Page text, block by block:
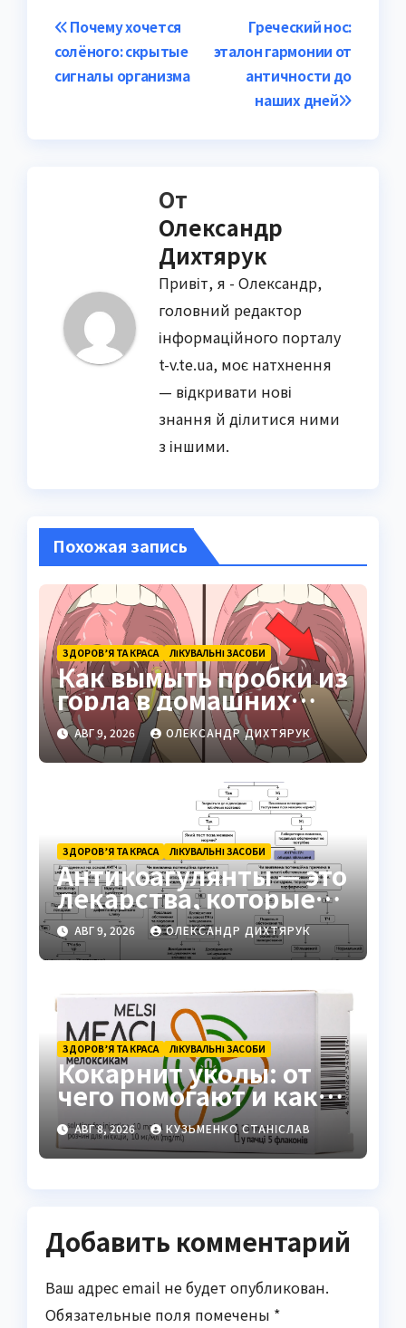
Навигация
по
Греческий нос:
эталон гармонии от
античности до
наших дней
Почему хочется
солёного: скрытые
сигналы организма
От
Олександр
Дихтярук
Привіт, я - Олександр,
головний редактор
інформаційного порталу
t-v.te.ua, моє натхнення
— відкривати нові
знання й ділитися ними
з іншими.
Похожая запись
ЗДОРОВ’Я ТА КРАСА ЛІКУВАЛЬНІ ЗАСОБИ
Как вымыть пробки из
горла в домашних
условиях: безопасные
и проверенные
способы
АВГ 9, 2026 ОЛЕКСАНДР ДИХТЯРУК
ЗДОРОВ’Я ТА КРАСА ЛІКУВАЛЬНІ ЗАСОБИ
Антикоагулянты — это
лекарства, которые
контролируют
свёртывание крови
АВГ 9, 2026 ОЛЕКСАНДР ДИХТЯРУК
ЗДОРОВ’Я ТА КРАСА ЛІКУВАЛЬНІ ЗАСОБИ
Кокарнит уколы: от
чего помогают и как
работают
АВГ 8, 2026 КУЗЬМЕНКО СТАНІСЛАВ
Добавить комментарий
Ваш адрес email не будет опубликован.
Обязательные поля помечены *